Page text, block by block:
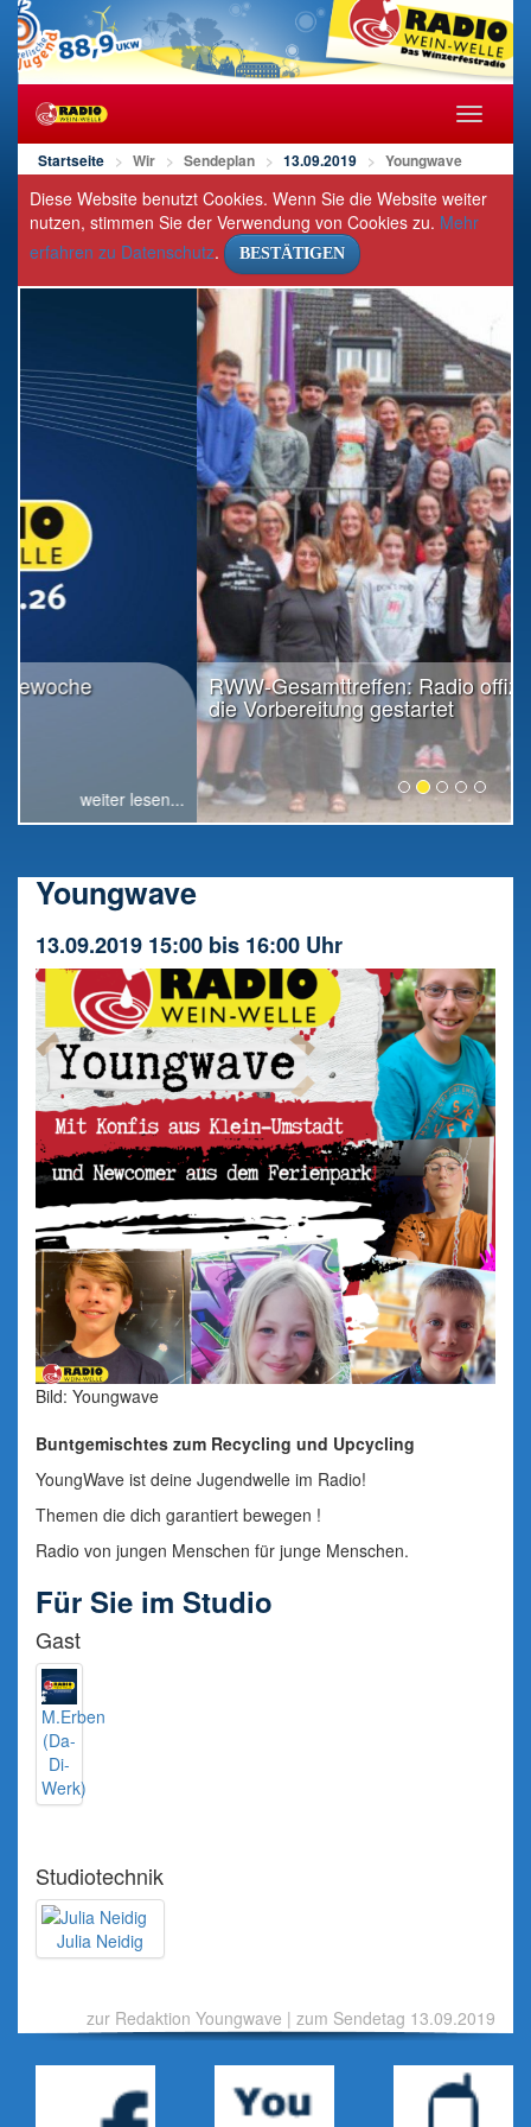
öffnen/
Startseite Wir Sendeplan 13.09.2019 Youngwave
Diese Website benutzt Cookies. Wenn Sie die Website weiter
nutzen, stimmen Sie der Verwendung von Cookies zu. Mehr
erfahren zu Datenschutz. BESTÄTIGEN
RWW-Gesamttreffen: Radio offiziell in
die Vorbereitung gestartet
weiter lesen...
Youngwave
13.09.2019 15:00 bis 16:00 Uhr
Bild: Youngwave
Buntgemischtes zum Recycling und Upcycling
YoungWave ist deine Jugendwelle im Radio!
Themen die dich garantiert bewegen !
Radio von jungen Menschen für junge Menschen.
Für Sie im Studio
Gast
M.Erben
(Da-
Di-
Werk)
Studiotechnik
Julia Neidig
zur Redaktion Youngwave | zum Sendetag 13.09.2019